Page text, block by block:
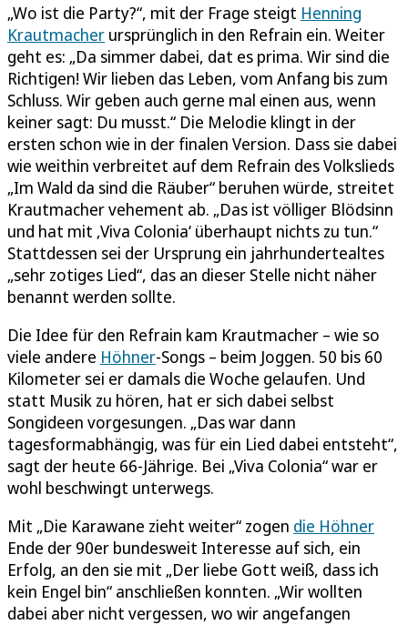
„Wo ist die Party?“, mit der Frage steigt Henning
Krautmacher ursprünglich in den Refrain ein. Weiter
geht es: „Da simmer dabei, dat es prima. Wir sind die
Richtigen! Wir lieben das Leben, vom Anfang bis zum
Schluss. Wir geben auch gerne mal einen aus, wenn
keiner sagt: Du musst.“ Die Melodie klingt in der
ersten schon wie in der finalen Version. Dass sie dabei
wie weithin verbreitet auf dem Refrain des Volkslieds
„Im Wald da sind die Räuber“ beruhen würde, streitet
Krautmacher vehement ab. „Das ist völliger Blödsinn
und hat mit ‚Viva Colonia‘ überhaupt nichts zu tun.“
Stattdessen sei der Ursprung ein jahrhundertealtes
„sehr zotiges Lied“, das an dieser Stelle nicht näher
benannt werden sollte.
Die Idee für den Refrain kam Krautmacher – wie so
viele andere Höhner-Songs – beim Joggen. 50 bis 60
Kilometer sei er damals die Woche gelaufen. Und
statt Musik zu hören, hat er sich dabei selbst
Songideen vorgesungen. „Das war dann
tagesformabhängig, was für ein Lied dabei entsteht“,
sagt der heute 66-Jährige. Bei „Viva Colonia“ war er
wohl beschwingt unterwegs.
Mit „Die Karawane zieht weiter“ zogen die Höhner
Ende der 90er bundesweit Interesse auf sich, ein
Erfolg, an den sie mit „Der liebe Gott weiß, dass ich
kein Engel bin“ anschließen konnten. „Wir wollten
dabei aber nicht vergessen, wo wir angefangen